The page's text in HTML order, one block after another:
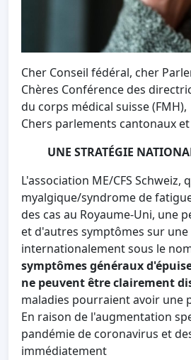
Cher Conseil fédéral, cher
Chères Conférence des
du corps médical suisse (FMH),
Chers parlements cantonaux
UNE STRATÉGIE
L'association ME/CFS
myalgique/syndrome de
des cas au Royaume-Uni, une
et d'autres symptômes sur
internationalement sous le
symptômes généraux
ne peuvent être clairement
maladies pourraient avoir une
En raison de l'augmentation
pandémie de coronavirus et
immédiatement